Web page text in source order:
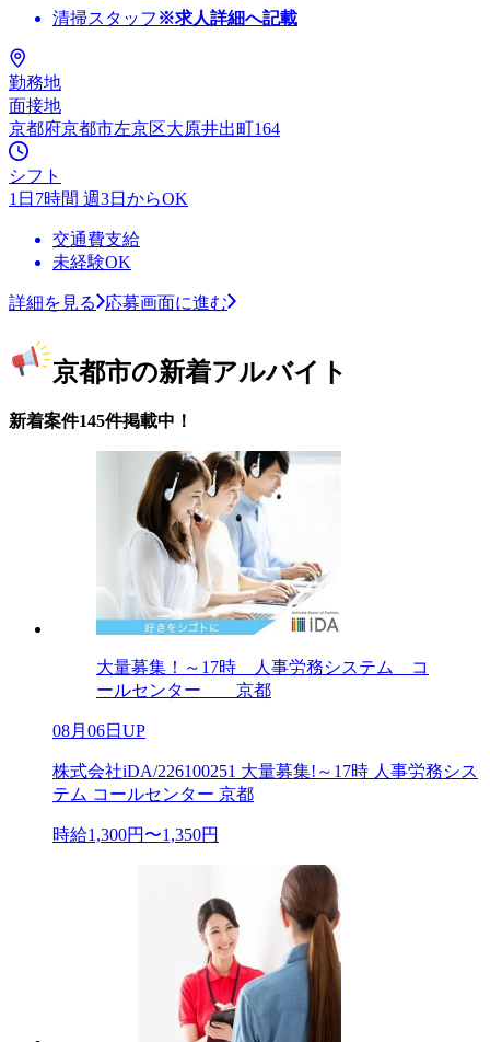
清掃スタッフ ※求人詳細へ記載
勤務地
面接地
京都府京都市左京区大原井出町164
シフト
1日7時間 週3日からOK
交通費支給
未経験OK
詳細を見る 応募画面に進む
京都市の新着アルバイト
新着案件145件掲載中！
大量募集！～17時 人事労務システム コ
ールセンター 京都
08月06日UP
株式会社iDA/226100251 大量募集!～17時 人事労務シス
テム コールセンター 京都
時給1,300円〜1,350円